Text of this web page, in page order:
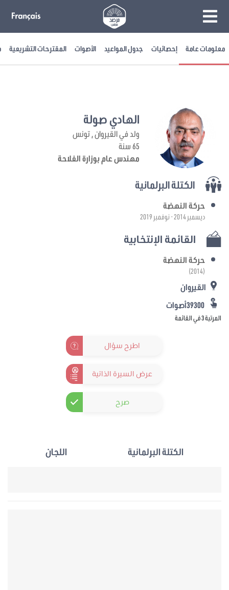
معلومات عامة إحصائيات جدول المواعيد الأصوات المقترحات التشريعية
الهادي صولة
ولد في القيروان , تونس
65 سنة
مهندس عام بوزارة الفلاحة
الكتلة البرلمانية
حركة النهضة
ديسمبر 2014 - نوفمبر 2019
القائمة الإنتخابية
حركة النهضة
(2014)
القيروان
المرتبة 3 في القائمة
اطرح سؤال
عرض السيرة الذاتية
صرح
الكتلة البرلمانية اللجان